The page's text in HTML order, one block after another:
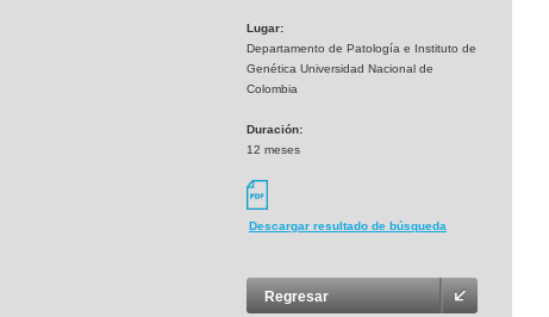
Lugar:
Departamento de Patología e Instituto de
Genética Universidad Nacional de
Colombia
Duración:
12 meses
Descargar resultado de búsqueda
Regresar